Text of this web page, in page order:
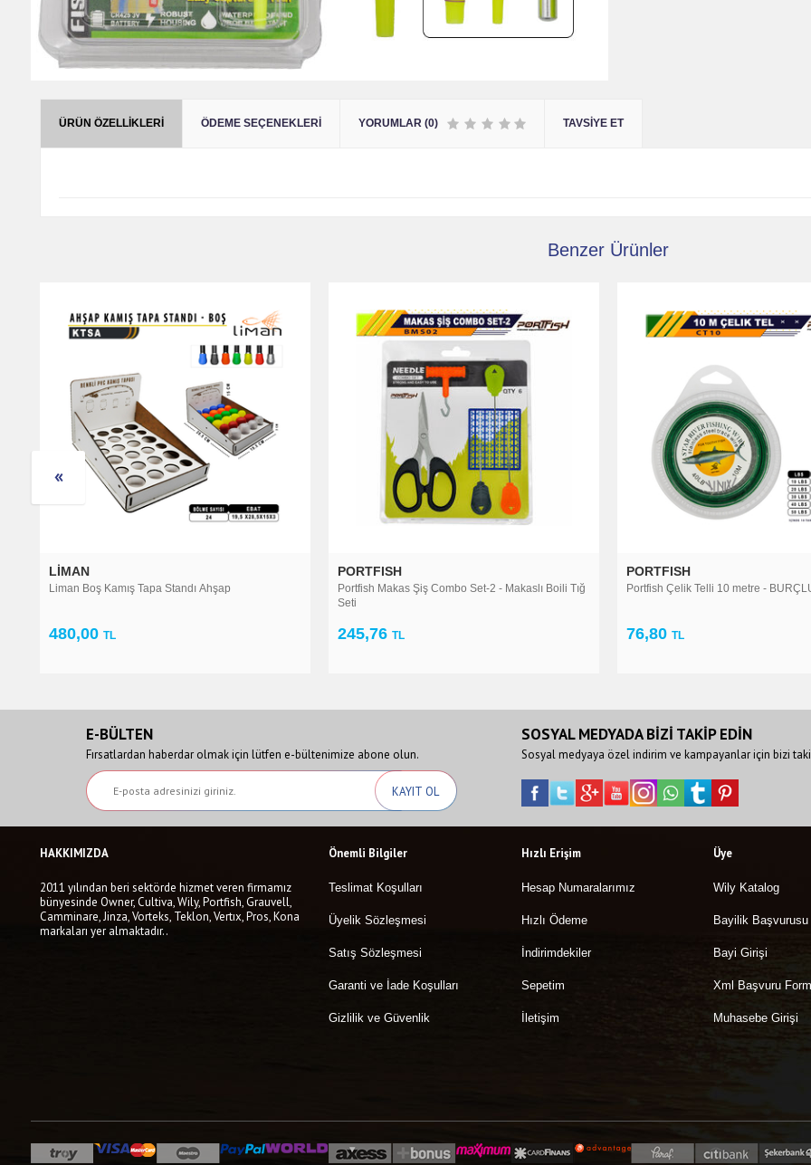
ÜRÜN ÖZELLIKLERI ÖDEME SEÇENEKLERI YORUMLAR (0) TAVSIYE ET
Benzer Ürünler
PORTFISH
Portfish Makas Şiş Combo Set-2 - Makaslı Boili Tığ
245,76TL
PORTFISH
Portfish Çelik Telli 10 metre - BURÇLU
76,80TL
PORTFISH
Portfish Fosfor 6 x 50 mm Çiftli 50
1.536,00
E-BÜLTEN
Fırsatlardan haberdar olmak için lütfen e-bültenimize abone olun.
SOSYAL MEDYADA BİZİ TAKİP EDİN
Sosyal medyaya özel indirim ve kampayanlar için bizi
HAKKIMIZDA
2011 yılından beri sektörde hizmet veren firmamız
bünyesinde Owner, Cultiva, Wily, Portfish, Grauvell,
Camminare, Jinza, Vorteks, Teklon, Vertıx, Pros, Kona
markaları yer almaktadır..
Önemli Bilgiler
Teslimat Koşulları
Üyelik Sözleşmesi
Satış Sözleşmesi
Garanti ve İade Koşulları
Gizlilik ve Güvenlik
Hızlı Erişim
Hesap Numaralarımız
Hızlı Ödeme
İndirimdekiler
Sepetim
İletişim
Üye
Wily Katalog
Bayilik Başvurusu
Bayi Girişi
Xml Başvuru
Muhasebe Girişi